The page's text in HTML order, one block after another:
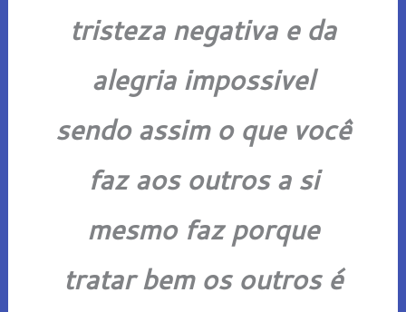
tristeza negativa e da
alegria impossivel
sendo assim o que você
faz aos outros a si
mesmo faz porque
tratar bem os outros é